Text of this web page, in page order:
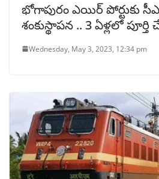
భోగాపురం ఎయిర్ పోర్టుకు
శంకుస్థాపన .. 3 ఏళ్లలో
Wednesday, May 3, 2023, 12:34 pm